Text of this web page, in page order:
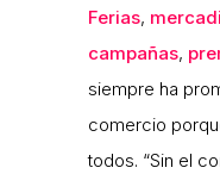
Ferias,
campañas,
siempre ha
comercio
todos. “Sin el